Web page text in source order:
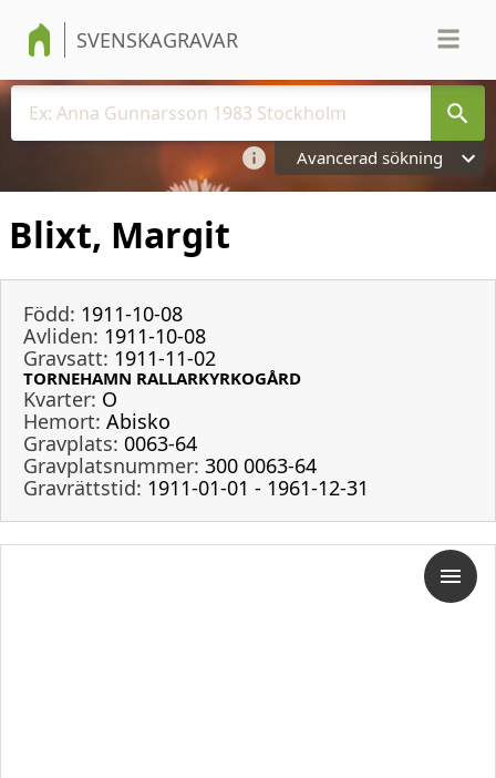
SVENSKAGRAVAR
Avancerad sökning
Blixt, Margit
Född: 1911-10-08
Avliden: 1911-10-08
Gravsatt: 1911-11-02
TORNEHAMN RALLARKYRKOGÅRD
Kvarter: O
Hemort: Abisko
Gravplats: 0063-64
Gravplatsnummer: 300 0063-64
Gravrättstid: 1911-01-01 - 1961-12-31